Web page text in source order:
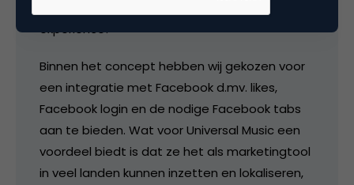
experience!
Binnen het concept hebben wij gekozen voor
een integratie met Facebook d.mv. likes,
Facebook login en de nodige Facebook tabs
aan te bieden. Wat voor Universal Music een
voordeel biedt is dat ze het als marketingtool
in veel landen kunnen inzetten en lokaliseren,